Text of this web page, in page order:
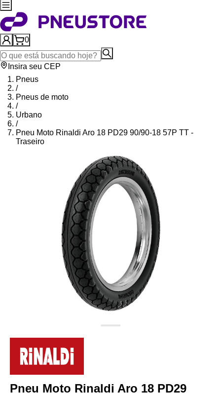
0
Insira seu CEP
Pneus
/
Pneus de moto
/
Urbano
/
Pneu Moto Rinaldi Aro 18 PD29 90/90-18 57P TT -
Traseiro
Pneu Moto Rinaldi Aro 18 PD29